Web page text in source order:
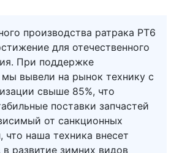
производства ратрака РТ6
для отечественного
При поддержке
вывели на рынок технику с
свыше 85%, что
поставки запчастей
от санкционных
что наша техника внесет
развитие зимних видов